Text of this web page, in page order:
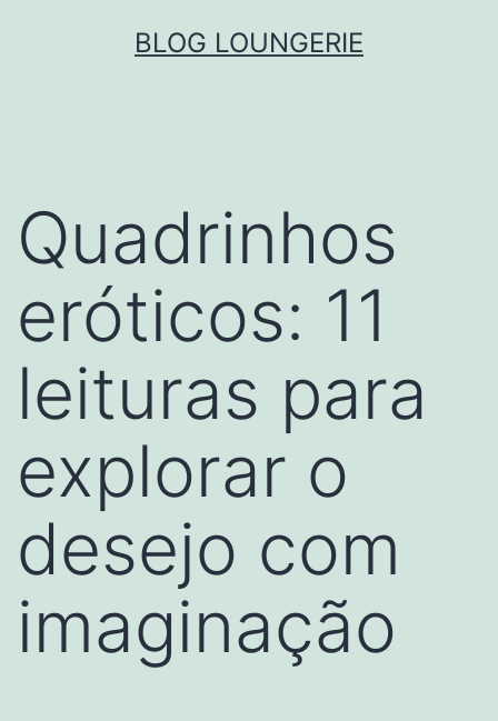
BLOG LOUNGERIE
Quadrinhos
eróticos: 11
leituras para
explorar o
desejo com
imaginação